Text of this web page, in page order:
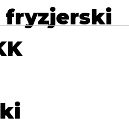
fryzjerski